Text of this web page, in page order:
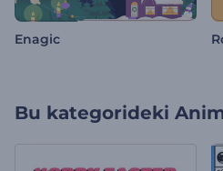
Enagic
Bu kategorideki